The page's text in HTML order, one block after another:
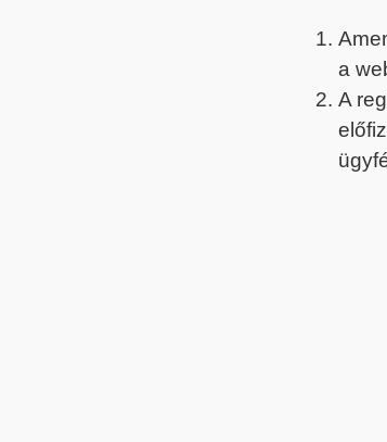
a
A